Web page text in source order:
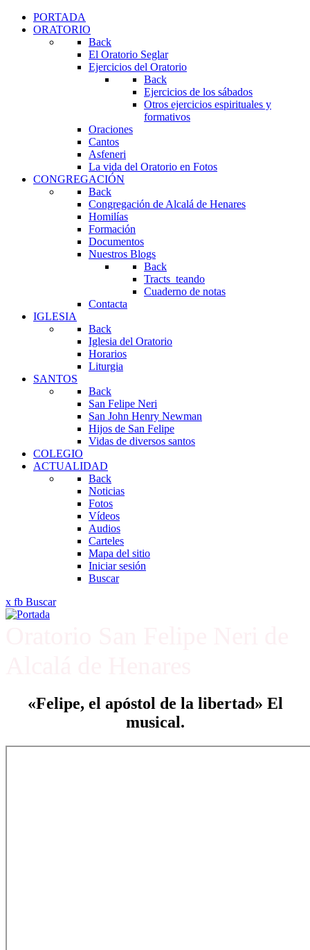
PORTADA
ORATORIO
Back
El Oratorio Seglar
Ejercicios del Oratorio
Back
Ejercicios de los sábados
Otros ejercicios espirituales y
formativos
Oraciones
Cantos
Asfeneri
La vida del Oratorio en Fotos
CONGREGACIÓN
Back
Congregación de Alcalá de Henares
Homilías
Formación
Documentos
Nuestros Blogs
Back
Tracts_teando
Cuaderno de notas
Contacta
IGLESIA
Back
Iglesia del Oratorio
Horarios
Liturgia
SANTOS
Back
San Felipe Neri
San John Henry Newman
Hijos de San Felipe
Vidas de diversos santos
COLEGIO
ACTUALIDAD
Back
Noticias
Fotos
Vídeos
Audios
Carteles
Mapa del sitio
Iniciar sesión
Buscar
x fb Buscar
«Felipe, el apóstol de la libertad» El
musical.